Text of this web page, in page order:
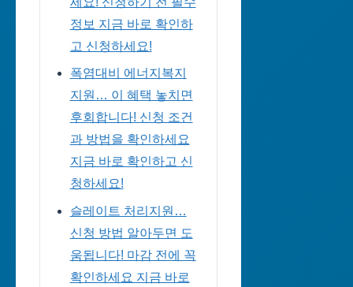
정보 지금 바로 확인하
고 신청하세요!
폭염대비 에너지복지
지원… 이 혜택 놓치면
후회합니다! 신청 조건
과 방법을 확인하세요
지금 바로 확인하고 신
청하세요!
슬레이트 처리지원…
신청 방법 알아두면 도
움됩니다! 마감 전에 꼭
확인하세요 지금 바로